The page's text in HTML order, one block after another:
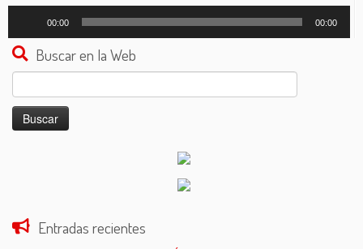
audio
00:00 00:00
Buscar en la Web
Buscar:
Entradas recientes